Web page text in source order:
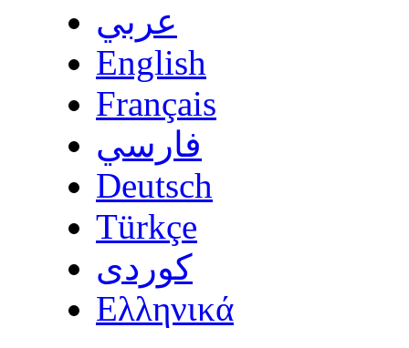
عربي
English
Français
فارسي
Deutsch
Türkçe
كوردى
Ελληνικά